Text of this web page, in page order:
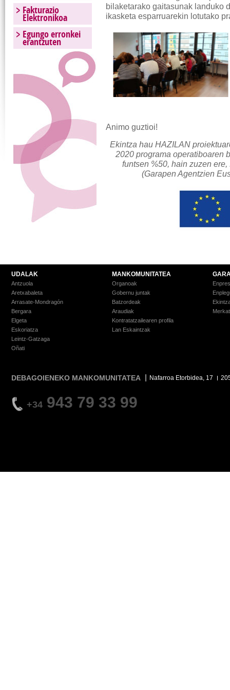
bilaketarako gaitasunak landuko
ikasketa esparruarekin lotutako
Animo guztioi!
Ekintza hau HAZILAN
2020 programa operatiboaren
funtsen %50, hain zuzen
(Garapen Agentzien
Fakturazio
Elektronikoa
Egungo erronkei
erantzuten
UDALAK
Antzuola
Aretxabaleta
Arrasate-Mondragón
Bergara
Elgeta
Eskoriatza
Leintz-Gatzaga
Oñati
MANKOMUNITATEA
Organoak
Gobernu juntak
Batzordeak
Araudiak
Kontratatzailearen profila
Lan Eskaintzak
DEBAGOIENEKO MANKOMUNITATEA Nafarroa Etorbidea, 17
+34 943 79 33 99